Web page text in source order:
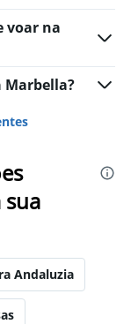
voar na
Marbella?
Andaluzia